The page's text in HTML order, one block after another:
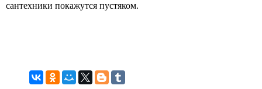
сантехники покажутся пустяком.